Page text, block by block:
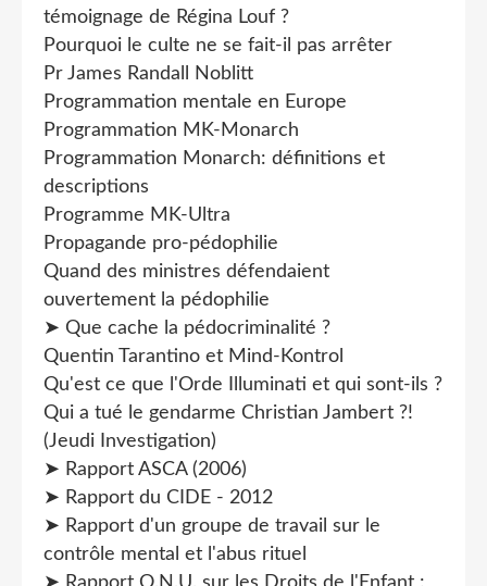
témoignage de Régina Louf ?
Pourquoi le culte ne se fait-il pas arrêter
Pr James Randall Noblitt
Programmation mentale en Europe
Programmation MK-Monarch
Programmation Monarch: définitions et
descriptions
Programme MK-Ultra
Propagande pro-pédophilie
Quand des ministres défendaient
ouvertement la pédophilie
➤ Que cache la pédocriminalité ?
Quentin Tarantino et Mind-Kontrol
Qu'est ce que l'Orde Illuminati et qui sont-ils ?
Qui a tué le gendarme Christian Jambert ?!
(Jeudi Investigation)
➤ Rapport ASCA (2006)
➤ Rapport du CIDE - 2012
➤ Rapport d'un groupe de travail sur le
contrôle mental et l'abus rituel